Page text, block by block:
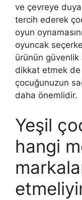
ve çevreye
tercih ederek
oyun
oyuncak
ürünün güvenlik
dikkat etmek de
çocuğunuzun
daha önemlidir.
Yeşil
hangi